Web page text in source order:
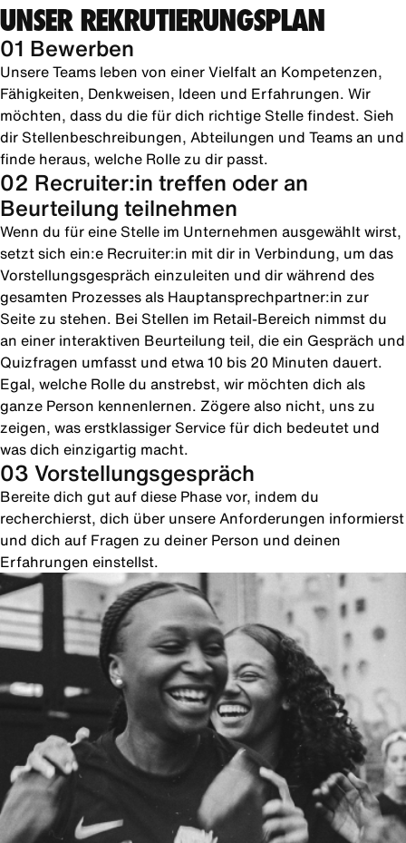
UNSER REKRUTIERUNGSPLAN
01 Bewerben
Unsere Teams leben von einer Vielfalt an Kompetenzen,
Fähigkeiten, Denkweisen, Ideen und Erfahrungen. Wir
möchten, dass du die für dich richtige Stelle findest. Sieh
dir Stellenbeschreibungen, Abteilungen und Teams an und
finde heraus, welche Rolle zu dir passt.
02 Recruiter:in treffen oder an
Beurteilung teilnehmen
Wenn du für eine Stelle im Unternehmen ausgewählt wirst,
setzt sich ein:e Recruiter:in mit dir in Verbindung, um das
Vorstellungsgespräch einzuleiten und dir während des
gesamten Prozesses als Hauptansprechpartner:in zur
Seite zu stehen. Bei Stellen im Retail-Bereich nimmst du
an einer interaktiven Beurteilung teil, die ein Gespräch und
Quizfragen umfasst und etwa 10 bis 20 Minuten dauert.
Egal, welche Rolle du anstrebst, wir möchten dich als
ganze Person kennenlernen. Zögere also nicht, uns zu
zeigen, was erstklassiger Service für dich bedeutet und
was dich einzigartig macht.
03 Vorstellungsgespräch
Bereite dich gut auf diese Phase vor, indem du
recherchierst, dich über unsere Anforderungen informierst
und dich auf Fragen zu deiner Person und deinen
Erfahrungen einstellst.